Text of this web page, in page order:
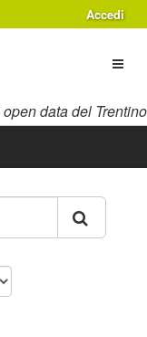
Accedi
data del Trentino